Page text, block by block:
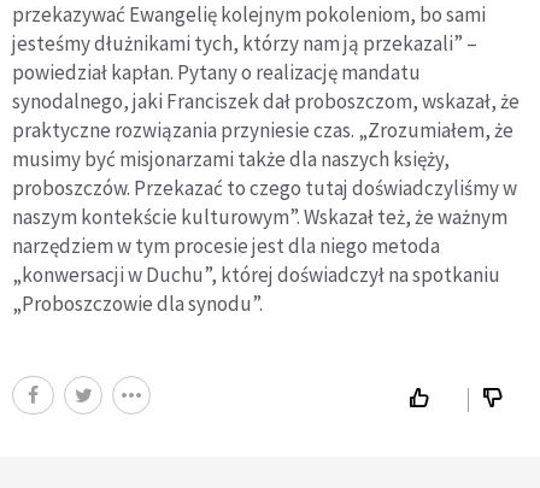
przekazywać Ewangelię kolejnym pokoleniom, bo sami
jesteśmy dłużnikami tych, którzy nam ją przekazali” –
powiedział kapłan. Pytany o realizację mandatu
synodalnego, jaki Franciszek dał proboszczom, wskazał, że
praktyczne rozwiązania przyniesie czas. „Zrozumiałem, że
musimy być misjonarzami także dla naszych księży,
proboszczów. Przekazać to czego tutaj doświadczyliśmy w
naszym kontekście kulturowym”. Wskazał też, że ważnym
narzędziem w tym procesie jest dla niego metoda
„konwersacji w Duchu”, której doświadczył na spotkaniu
„Proboszczowie dla synodu”.